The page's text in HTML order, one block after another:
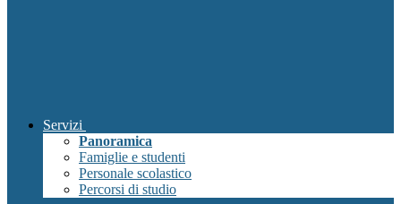
Servizi
Panoramica
Famiglie e studenti
Personale scolastico
Percorsi di studio